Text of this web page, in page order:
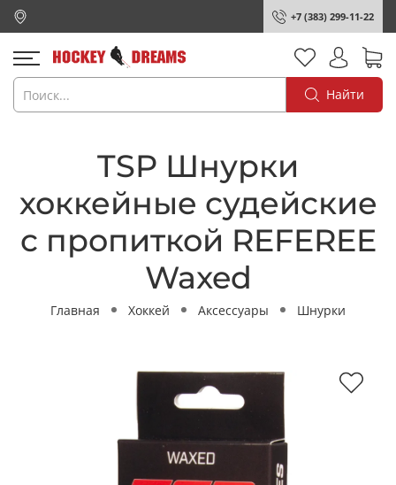
+7 (383) 299-11-22
Найти
TSP Шнурки
хоккейные судейские
с пропиткой REFEREE
Waxed
Главная Хоккей Аксессуары Шнурки